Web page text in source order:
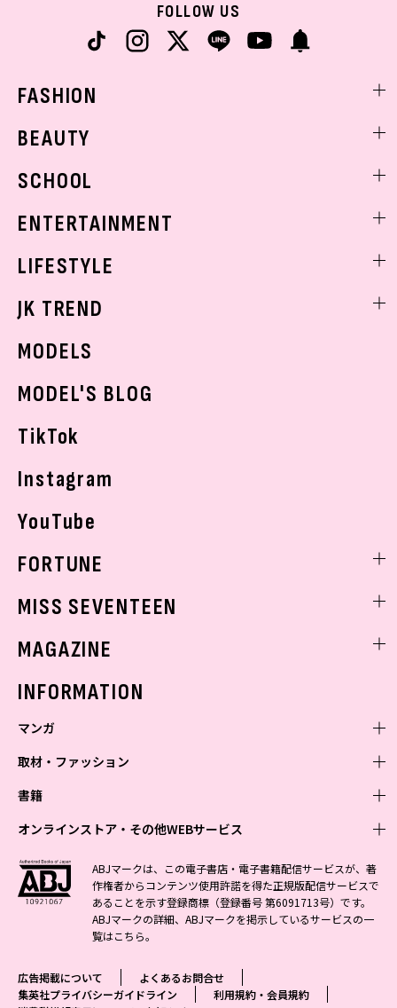
FOLLOW US
FASHION
着回し
BEAUTY
ベストコスメ
ボディケア
SCHOOL
学校ヘアメイク
ENTERTAINMENT
K-POP
LIFESTYLE
モデルの購入品
JK TREND
MODELS
MODEL'S BLOG
TikTok
Instagram
YouTube
FORTUNE
MISS SEVENTEEN
MAGAZINE
INFORMATION
マンガ
少年マンガ
Vジャンプ
最強ジャンプ
少年ジャンプ+
ジャンプTOON
ジャンプルーキー！
S-MANGA
青年マンガ
ZEBRACK
S-MANGA
集英社ジャンプリミックス
週刊ヤングジャンプ
少女マンガ
ZEBRACK
S-MANGA
集英社コミック文庫
マーガレット
女性マンガ
ジャンプTOON
集英社コミック文庫
マンガMee公式サイト
取材・ファッション
ファッション・美容
BAILA
MAQUIA
eclat
芸能・情報・スポーツ
週プレNEWS
週プレ グラジャパ!
書籍
文芸・文庫・総合
小説すばる
集英社 文芸ステーション
web 集英社文庫
アジア人物史
学芸・ノンフィクション・新書
1日5分で、明日は変わる よみタイ yomitai
集英社学芸部 - 学芸・ノンフィクション
集英社ビジネス書
集英社新書プラス - 知の水先案内人
ライトノベル・ノベライズ
集英社オレンジ文庫
JUMP j-BOOKS
ダッシュエックス文庫公式サイト
集英社Webマガジン コバルト
集英社の児童図書 S-KIDS.LAND
オンラインストア・その他WEBサービス
オンラインストア
OTO
SHUEISHA MANGA-ART HERITAGE
ジャンプキャラクターズストア
HAPPY PLUS STORE
SHUEISHA VOX
その他WEBサービス
集英社アドナビ
集英社エディターズ・ラボ
ABJマークは、この電子書店・電子書籍配信サービスが、著
作権者からコンテンツ使用許諾を得た正規版配信サービスで
あることを示す登録商標（登録番号 第6091713号）です。
ABJマークの詳細、ABJマークを掲示しているサービスの一
覧はこちら。
広告掲載について
よくあるお問合せ
集英社プライバシーガイドライン
利用規約・会員規約